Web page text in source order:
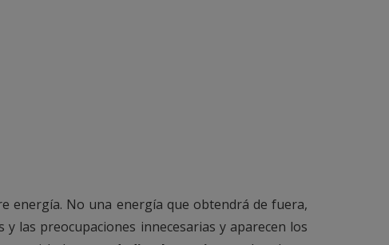
energía. No una energía que obtendrá de fuera,
las preocupaciones innecesarias y aparecen los